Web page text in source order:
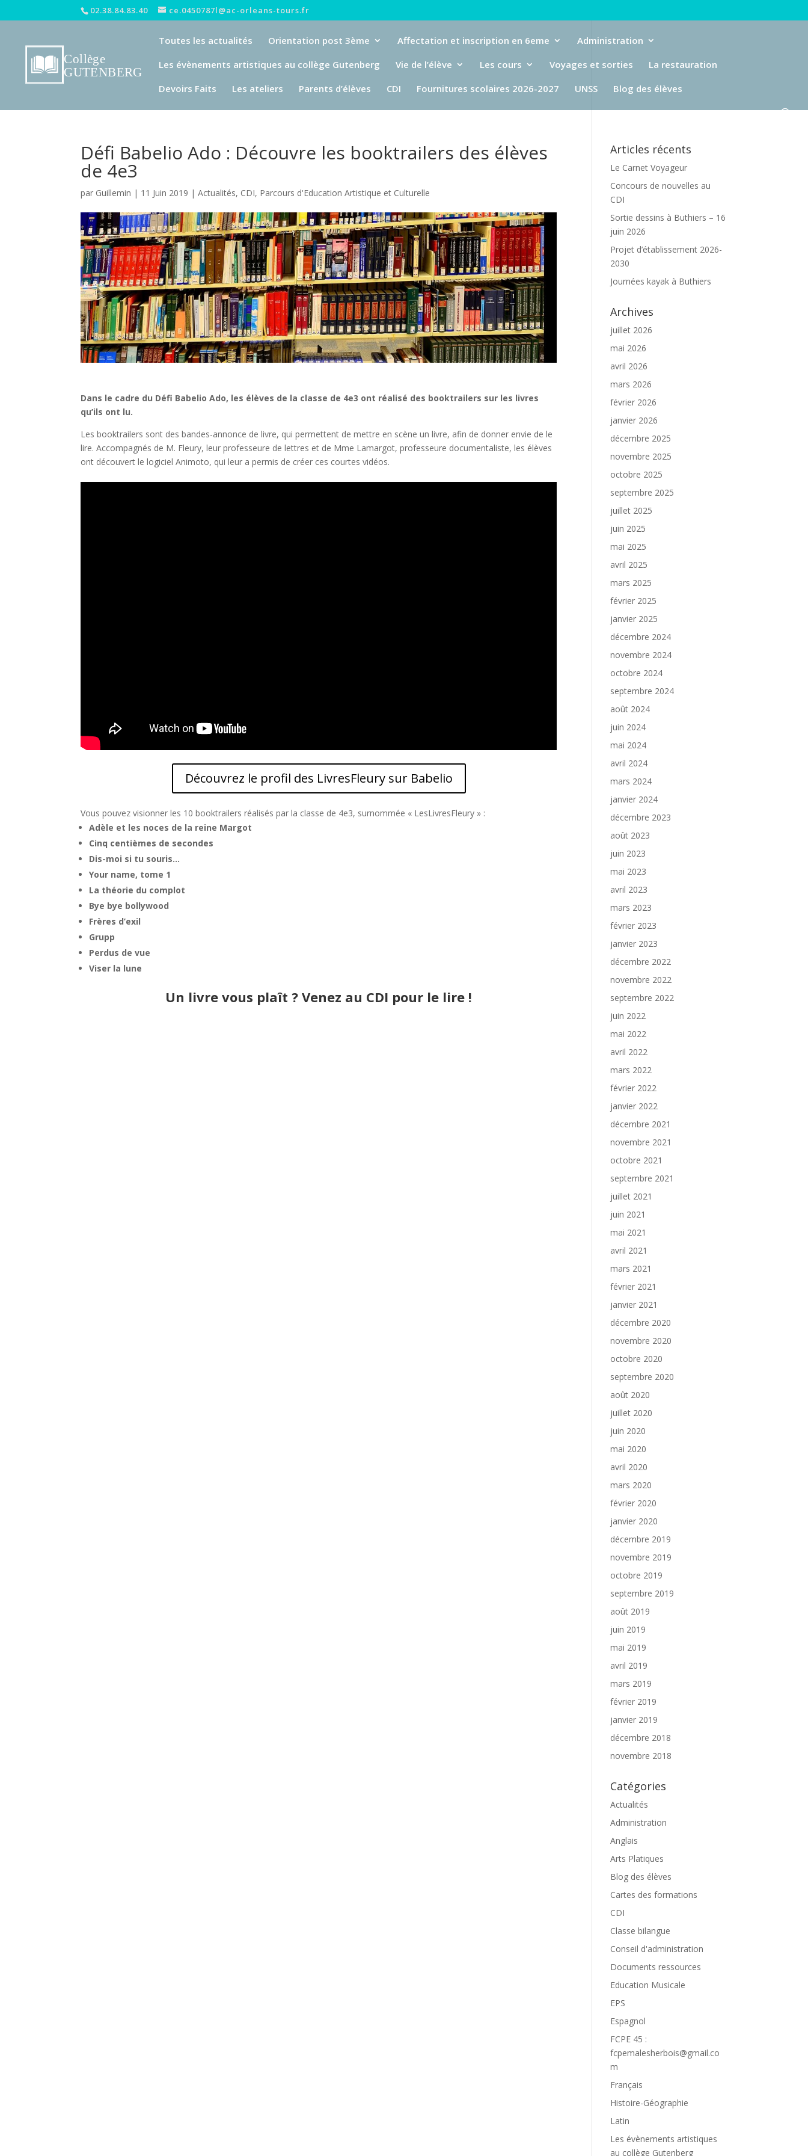
02.38.84.83.40 ce.0450787l@ac-orleans-tours.fr
Toutes les actualités Orientation post 3ème Affectation et inscription en 6eme
Administration
Les évènements artistiques au collège Gutenberg
Vie de l’élève Les cours Voyages et sorties
La restauration
Devoirs Faits
Les ateliers Parents d’élèves CDI Fournitures scolaires 2026-2027 UNSS Blog des élèves
Défi Babelio Ado : Découvre les booktrailers des élèves
de 4e3
par Guillemin | 11 Juin 2019 |Actualités, CDI, Parcours d'Education Artistique et Culturelle
Dans le cadre du Défi Babelio Ado, les élèves de la classe de 4e3 ont réalisé des booktrailers sur les livres
qu’ils ont lu.
Les booktrailers sont des bandes-annonce de livre, qui permettent de mettre en scène un livre, afin de donner envie de le
lire. Accompagnés de M. Fleury, leur professeure de lettres et de Mme Lamargot, professeure documentaliste, les élèves
ont découvert le logiciel Animoto, qui leur a permis de créer ces courtes vidéos.
Découvrez le profil des LivresFleury sur Babelio
Vous pouvez visionner les 10 booktrailers réalisés par la classe de 4e3, surnommée « LesLivresFleury » :
Adèle et les noces de la reine Margot
Cinq centièmes de secondes
Dis-moi si tu souris…
Your name, tome 1
La théorie du complot
Bye bye bollywood
Frères d’exil
Grupp
Perdus de vue
Viser la lune
Un livre vous plaît ? Venez au CDI pour le lire !
Articles récents
Le Carnet Voyageur
Concours de nouvelles au
CDI
Sortie dessins à Buthiers – 16
juin 2026
Projet d’établissement 2026-
2030
Journées kayak à Buthiers
Archives
juillet 2026
mai 2026
avril 2026
mars 2026
février 2026
janvier 2026
décembre 2025
novembre 2025
octobre 2025
septembre 2025
juillet 2025
juin 2025
mai 2025
avril 2025
mars 2025
février 2025
janvier 2025
décembre 2024
novembre 2024
octobre 2024
septembre 2024
août 2024
juin 2024
mai 2024
avril 2024
mars 2024
janvier 2024
décembre 2023
août 2023
juin 2023
mai 2023
avril 2023
mars 2023
février 2023
janvier 2023
décembre 2022
novembre 2022
septembre 2022
juin 2022
mai 2022
avril 2022
mars 2022
février 2022
janvier 2022
décembre 2021
novembre 2021
octobre 2021
septembre 2021
juillet 2021
juin 2021
mai 2021
avril 2021
mars 2021
février 2021
janvier 2021
décembre 2020
novembre 2020
octobre 2020
septembre 2020
août 2020
juillet 2020
juin 2020
mai 2020
avril 2020
mars 2020
février 2020
janvier 2020
décembre 2019
novembre 2019
octobre 2019
septembre 2019
août 2019
juin 2019
mai 2019
avril 2019
mars 2019
février 2019
janvier 2019
décembre 2018
novembre 2018
Catégories
Actualités
Administration
Anglais
Arts Platiques
Blog des élèves
Cartes des formations
CDI
Classe bilangue
Conseil d'administration
Documents ressources
Education Musicale
EPS
Espagnol
FCPE 45 :
fcpemalesherbois@gmail.co
m
Français
Histoire-Géographie
Latin
Les évènements artistiques
au collège Gutenberg